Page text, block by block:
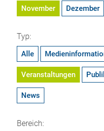
November Dezember
Typ:
Alle
Veranstaltungen
News
Bereich: